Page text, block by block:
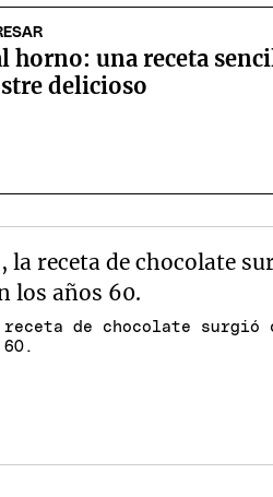
horno: una receta
delicioso
de chocolate surgió